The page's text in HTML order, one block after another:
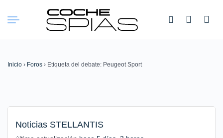
Buscar:
Inicio › Foros › Etiqueta del debate: Peugeot Sport
Noticias STELLANTIS